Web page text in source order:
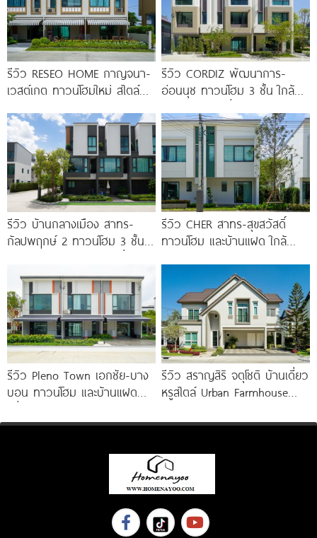
รีวิว RESEO HOME กาญจนา-
เวสต์เกต ทาวน์โฮมใหม่ สไตล์
ลอย* ทำเลดี
รีวิว CORDIZ พัฒนาการ-
อ่อนนุช ทาวน์โฮม 3 ชั้น ใกล้
ทองหล่อ
รีวิว บ้านกลางเมือง สาทร-
กัลปพฤกษ์ 2 ทาวน์โฮม 3 ชั้น
สาทร เพียง
รีวิว CHER สาทร-สุขสวัสดิ์
ทาวน์โฮม และบ้านแฝด ใกล้
ใต้ สถานีแยกประชาอุทิศ เริ่ม
3.59
รีวิว Pleno Town เอกชัย-บาง
บอน ทาวน์โฮม และบ้านแฝด
Central 2
รีวิว สราญสิริ จตุโชติ บ้านเดี่ยว
หรูสไตล์ Urban Farmhouse​
ทางด่วนจตุโชติ เริ่ม 8.59